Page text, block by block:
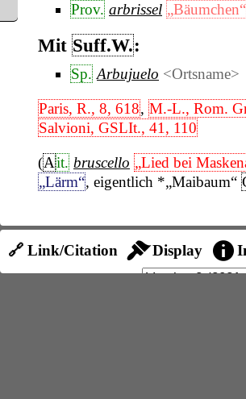
Prov. arbrissel „Bäumchen“
Mit Suff.W.:
Sp. Arbujuelo <Ortsname>
Paris, R., 8, 618, M.-L., Rom.
Salvioni, GSLIt., 41, 110
(Ait. bruscello „Lied bei
„Lärm“, eigentlich *„Maibaum“
🔗 Link/Citation Display